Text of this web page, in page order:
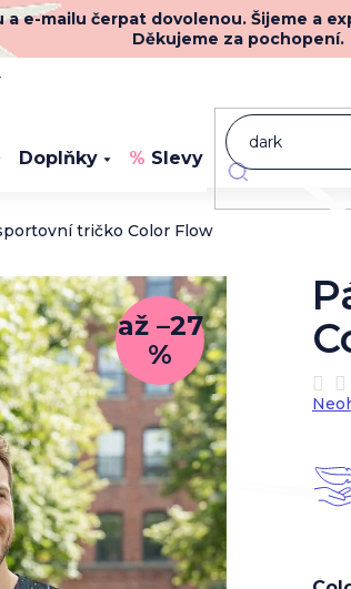
e-mailu čerpat dovolenou. Šijeme a
Děkujeme za pochopení.
Doplňky Slevy Novinky
tričko Color Flow
až –27
%
0,0
z